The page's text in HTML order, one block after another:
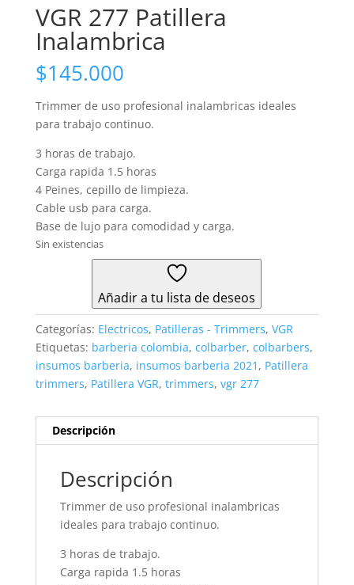
VGR 277 Patillera
Inalambrica
$145.000
Trimmer de uso profesional inalambricas ideales
para trabajo continuo.
3 horas de trabajo.
Carga rapida 1.5 horas
4 Peines, cepillo de limpieza.
Cable usb para carga.
Base de lujo para comodidad y carga.
Sin existencias
Añadir a tu lista de deseos
Categorías: Electricos, Patilleras - Trimmers, VGR
Etiquetas: barberia colombia, colbarber, colbarbers,
insumos barberia, insumos barberia 2021 , Patillera
trimmers, Patillera VGR, trimmers, vgr 277
Descripción
Descripción
Trimmer de uso profesional inalambricas
ideales para trabajo continuo.
3 horas de trabajo.
Carga rapida 1.5 horas